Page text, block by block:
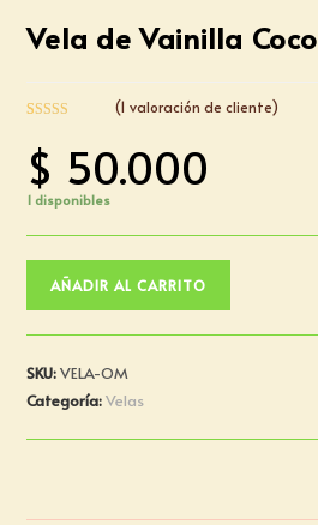
Vela de Vainilla Coco
5.00
de 5 en
base a
valoración de
(1 valoración de cliente)
$ 50.000
1 disponibles
AÑADIR AL CARRITO
SKU:VELA-OM
Categoría:Velas